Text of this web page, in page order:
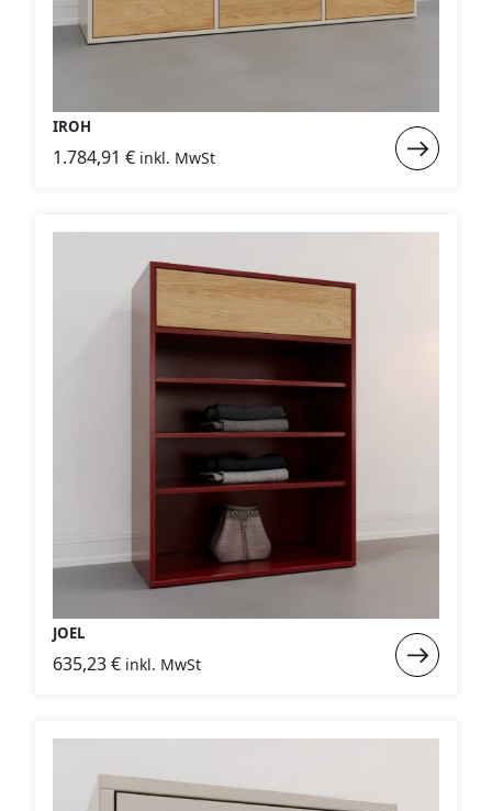
IROH
1.784,91 € inkl. MwSt
:
JOEL
635,23€ inkl. MwSt
: